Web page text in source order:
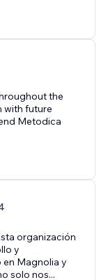
the
with future
Metodica
organización
y
Magnolia y
solo nos...